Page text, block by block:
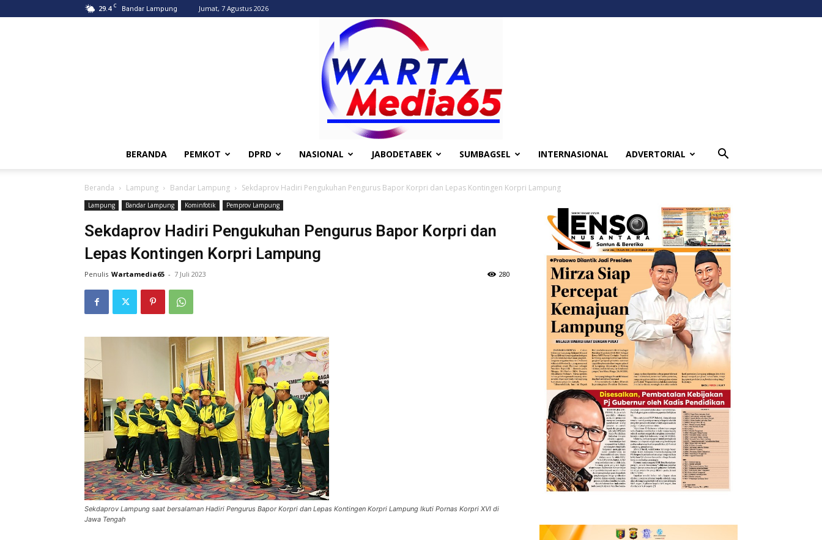
29.4 C Bandar Lampung Jumat, 7 Agustus 2026
BERANDA PEMKOT DPRD NASIONAL JABODETABEK SUMBAGSEL INTERNASIONAL ADVERTORIAL
Beranda Lampung Bandar Lampung Sekdaprov Hadiri Pengukuhan Pengurus Bapor Korpri dan Lepas Kontingen Korpri Lampung
Lampung Bandar Lampung Kominfotik Pemprov Lampung
Sekdaprov Hadiri Pengukuhan Pengurus Bapor Korpri dan
Lepas Kontingen Korpri Lampung
Penulis Wartamedia65 - 7 Juli 2023 280
Sekdaprov Lampung saat bersalaman Hadiri Pengurus Bapor Korpri dan Lepas Kontingen Korpri Lampung Ikuti Pornas Korpri XVI di
Jawa Tengah